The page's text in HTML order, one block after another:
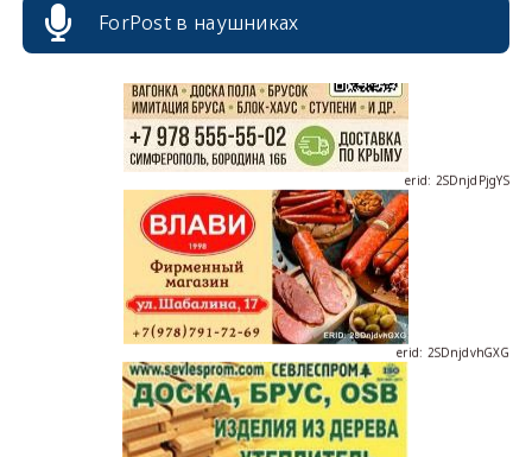
ForPost в наушниках
erid: 2SDnjdPjgYS
erid: 2SDnjdvhGXG